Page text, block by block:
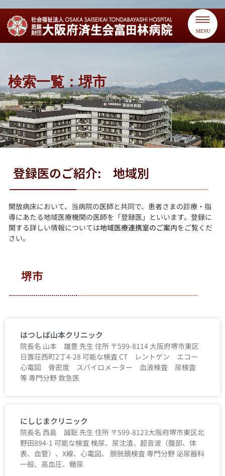
MENU
検索一覧：堺市
登録医のご紹介: 地域別
開放病床において、当病院の医師と共同で、患者さまの診療・指
導にあたる地域医療機関の医師を「登録医」といいます。登録に
関する詳しい情報については地域医療連携室のご案内をご覧くだ
さい。
堺市
はつしば山本クリニック
院長名 山本 雄豊 先生 住所 〒599-8114 大阪府堺市東区
日置荘西町2丁4-28 可能な検査 CT レントゲン エコー
心電図 骨密度 スパイロメーター 血液検査 尿検査
等 専門分野 救急医
にしじまクリニック
院長名 西島 誠聡 先生 住所 〒599-8123大阪府堺市東区北
野田894-1 可能な検査 検尿、尿沈渣、超音波（腹部、体
表、血管）、X線、心電図、 膀胱鏡検査 専門分野 泌尿器科
一般、高血圧、糖尿